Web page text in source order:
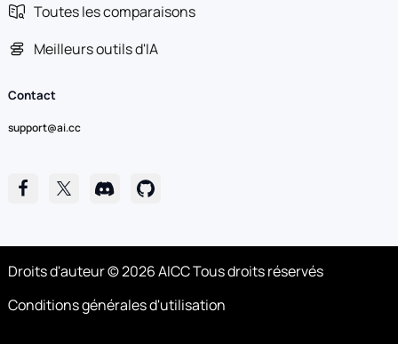
Toutes les comparaisons
Meilleurs outils d'IA
Contact
support@ai.cc
Droits d'auteur © 2026 AICC Tous droits réservés
Conditions générales d'utilisation